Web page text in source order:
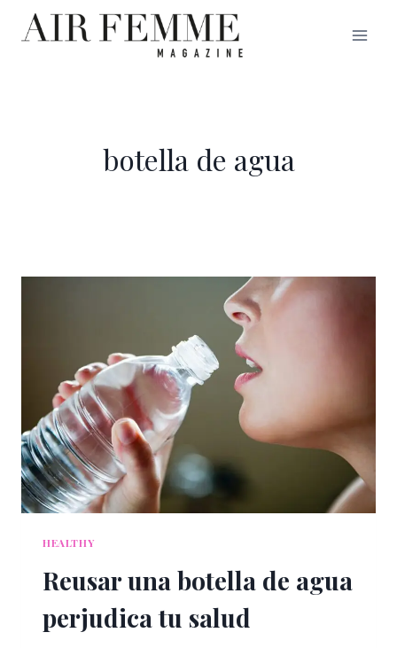
Saltar
botella de agua
HEALTHY
Reusar una botella de agua
perjudica tu salud